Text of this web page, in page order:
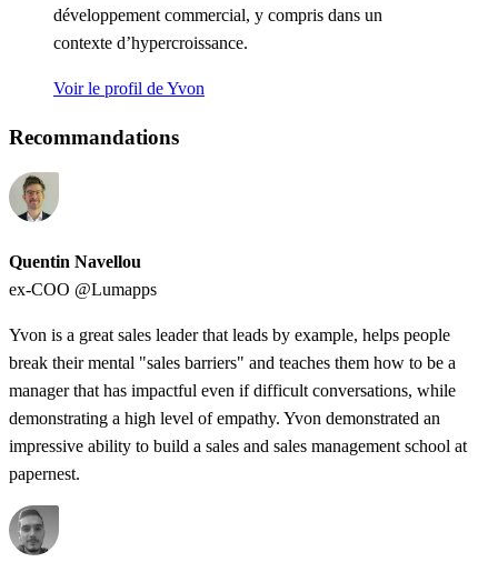
développement commercial, y compris dans un
contexte d’hypercroissance.
Voir le profil de Yvon
Recommandations
Quentin Navellou
ex-COO @Lumapps
Yvon is a great sales leader that leads by example, helps people
break their mental "sales barriers" and teaches them how to be a
manager that has impactful even if difficult conversations, while
demonstrating a high level of empathy. Yvon demonstrated an
impressive ability to build a sales and sales management school at
papernest.